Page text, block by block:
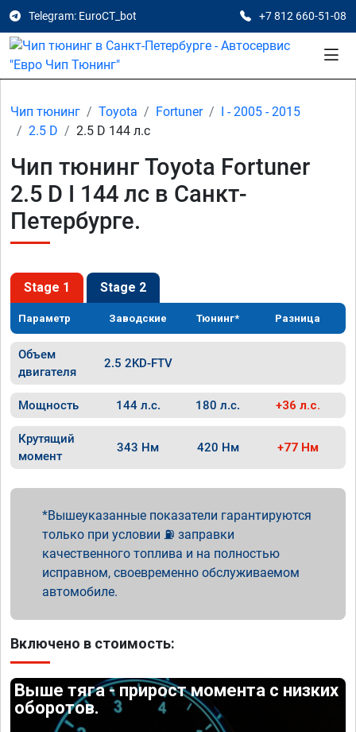
Telegram: EuroCT_bot +7 812 660-51-08
Чип тюнинг Toyota Fortuner
I - 2005 - 2015
2.5 D
2.5 D 144 л.с
Чип тюнинг Toyota Fortuner
2.5 D I 144 лс в Санкт-
Петербурге.
Stage 1 Stage 2
Параметр Заводские Тюнинг* Разница
Объем
двигателя
2.5 2KD-FTV
Мощность 144 л.с. 180 л.с. +36 л.с.
Крутящий
момент
343 Нм 420 Нм +77 Нм
Вышеуказанные показатели гарантируются
только при условии ⛽ заправки
качественного топлива и на полностью
исправном, своевременно обслуживаемом
автомобиле.
Включено в стоимость:
Выше тяга - прирост момента с низких
оборотов.